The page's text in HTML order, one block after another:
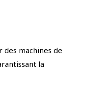
machines de
la